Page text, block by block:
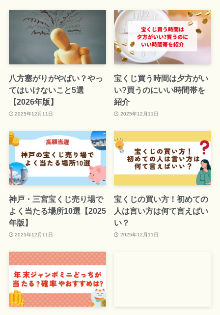
八方塞がりがやばい？やっ
てはいけないこと5選
【2026年版】
2025年12月11日
宝くじ買う時間は夕方がい
い?買うのにいい時間帯を
紹介
2025年12月11日
神戸・三宮宝くじ売り場で
よく当たる場所10選【2025
年版】
2025年12月11日
宝くじの買い方！初めての
人は言い方は何て言えばい
い？
2025年12月11日